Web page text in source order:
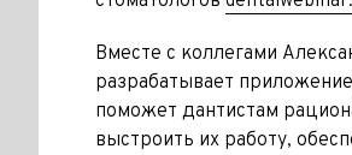
Вместе с коллегами
разрабатывает
поможет дантистам
выстроить их работу,